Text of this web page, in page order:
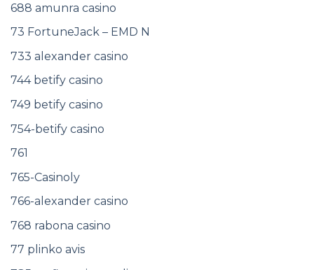
688 amunra casino
73 FortuneJack – EMD N
733 alexander casino
744 betify casino
749 betify casino
754-betify casino
761
765-Casinoly
766-alexander casino
768 rabona casino
77 plinko avis